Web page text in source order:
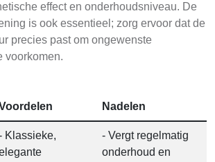
effect en onderhoudsniveau. De
is ook essentieel; zorg ervoor dat de
precies past om ongewenste
voorkomen.
Nadelen
Klassieke,
- Vergt regelmatig
onderhoud en